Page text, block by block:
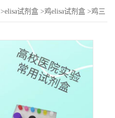
>elisa试剂盒 >鸡elisa试剂盒 >鸡三